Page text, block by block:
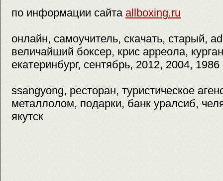
по информации сайта allboxing.ru
онлайн, самоучитель, скачать, старый,
величайший боксер, крис арреола,
екатеринбург, сентябрь, 2012, 2004, 1986
ssangyong, ресторан, туристическое
металлолом, подарки, банк уралсиб,
якутск